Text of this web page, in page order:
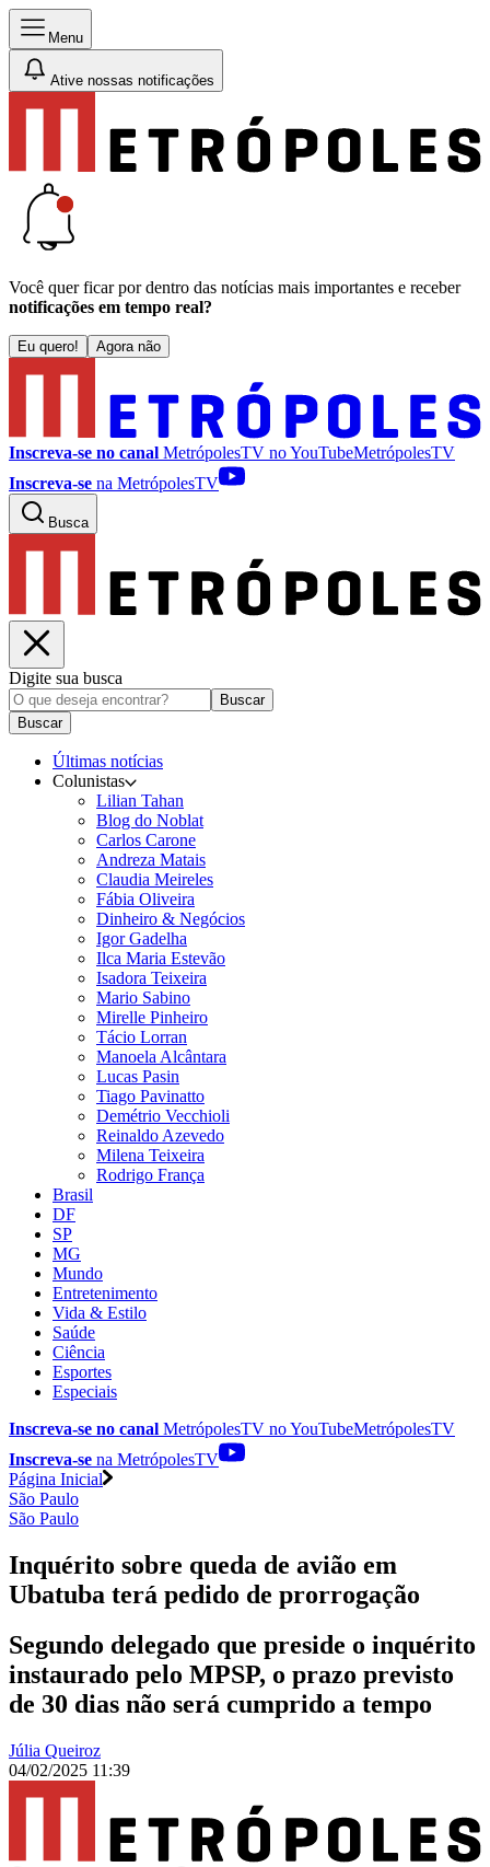
Menu
Ative nossas notificações
Você quer ficar por dentro das notícias mais importantes e receber
notificações em tempo real?
Eu quero! Agora não
Inscreva-se no canal MetrópolesTV noYouTubeMetrópolesTV
Inscreva-se na MetrópolesTV
Busca
Digite sua busca
Buscar
Buscar
Últimas notícias
Colunistas
Lilian Tahan
Blog do Noblat
Carlos Carone
Andreza Matais
Claudia Meireles
Fábia Oliveira
Dinheiro & Negócios
Igor Gadelha
Ilca Maria Estevão
Isadora Teixeira
Mario Sabino
Mirelle Pinheiro
Tácio Lorran
Manoela Alcântara
Lucas Pasin
Tiago Pavinatto
Demétrio Vecchioli
Reinaldo Azevedo
Milena Teixeira
Rodrigo França
Brasil
DF
SP
MG
Mundo
Entretenimento
Vida & Estilo
Saúde
Ciência
Esportes
Especiais
Inscreva-se no canal MetrópolesTV noYouTubeMetrópolesTV
Inscreva-se na MetrópolesTV
Página Inicial
São Paulo
São Paulo
Inquérito sobre queda de avião em
Ubatuba terá pedido de prorrogação
Segundo delegado que preside o inquérito
instaurado pelo MPSP, o prazo previsto
de 30 dias não será cumprido a tempo
Júlia Queiroz
04/02/2025 11:39